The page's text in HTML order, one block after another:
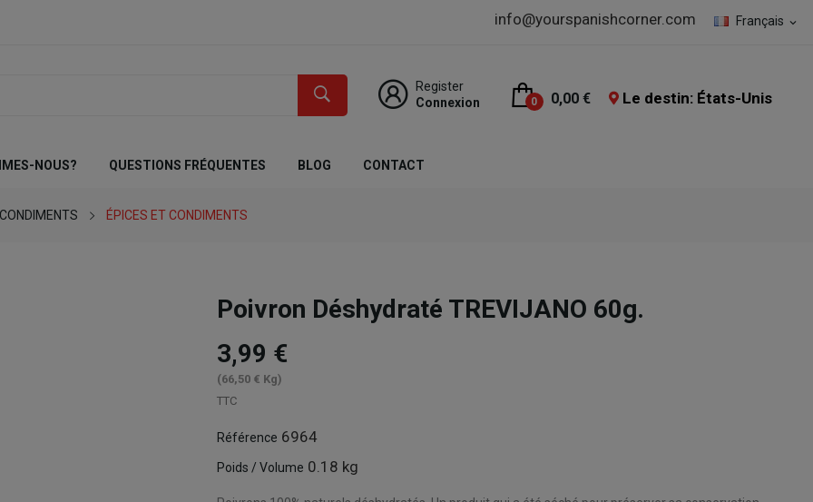
Français expand_more
info@yourspanishcorner.com
Register
Connexion
0 0,00 € Le destin: États-Unis
NOUS? QUESTIONS FRÉQUENTES BLOG CONTACT
ÉPICES ET CONDIMENTS
Poivron Déshydraté TREVIJANO 60g.
3,99 €
(66,50 € Kg)
TTC
Référence 6964
Poids / Volume 0.18 kg